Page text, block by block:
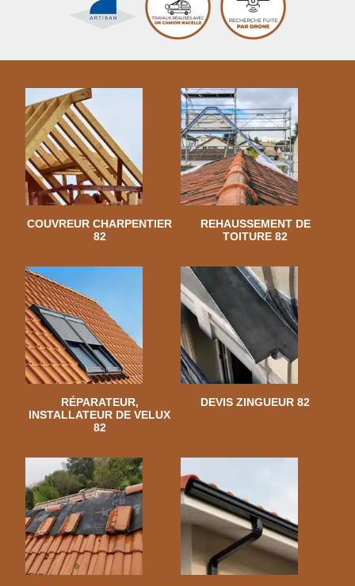
COUVREUR CHARPENTIER
82
REHAUSSEMENT DE
TOITURE 82
RÉPARATEUR,
INSTALLATEUR DE VELUX
82
DEVIS ZINGUEUR 82